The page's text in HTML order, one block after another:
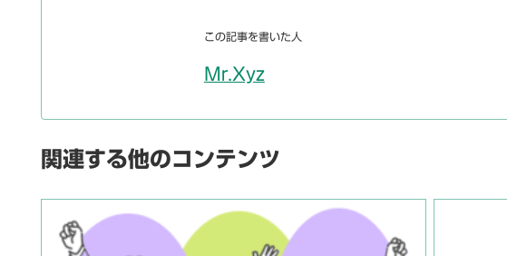
この記事を書いた人
Mr.Xyz
関連する他のコンテンツ